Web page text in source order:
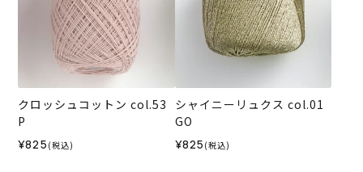
クロッシュコットン col.53
P
¥825 (税込)
シャイニーリュクス col.01
GO
¥825 (税込)